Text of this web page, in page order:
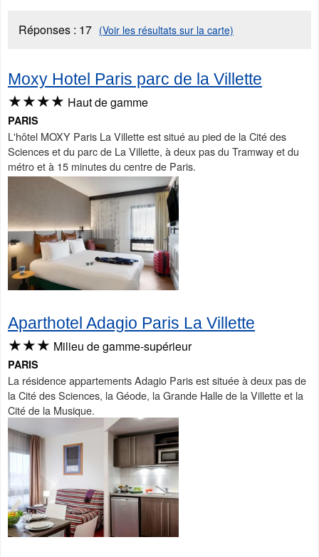
Réponses : 17 (Voir les résultats sur la carte)
Moxy Hotel Paris parc de la Villette
★★★★ Haut de gamme
PARIS
L'hôtel MOXY Paris La Villette est situé au pied de la Cité des
Sciences et du parc de La Villette, à deux pas du Tramway et du
métro et à 15 minutes du centre de Paris.
Aparthotel Adagio Paris La Villette
★★★ Milieu de gamme-supérieur
PARIS
La résidence appartements Adagio Paris est située à deux pas de
la Cité des Sciences, la Géode, la Grande Halle de la Villette et la
Cité de la Musique.